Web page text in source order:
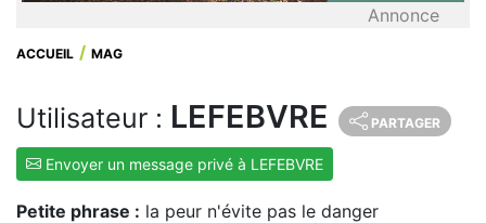
Annonce
ACCUEIL MAG
Utilisateur : LEFEBVRE PARTAGER
Envoyer un message privé à LEFEBVRE
Petite phrase : la peur n'évite pas le danger